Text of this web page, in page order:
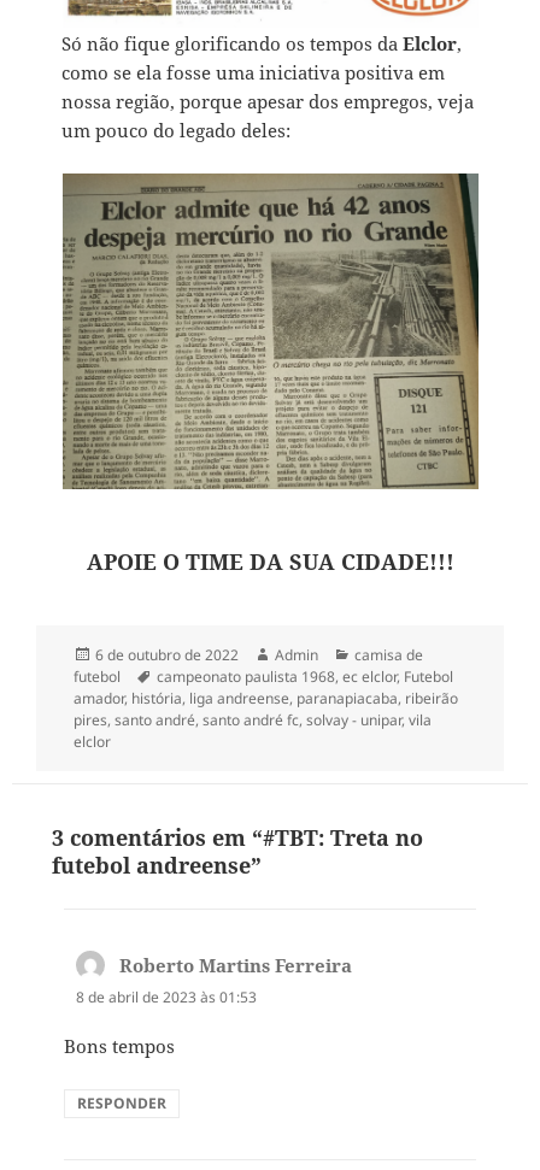
Só não fique glorificando os tempos daElclor,
como se ela fosse uma iniciativa positiva em
nossa região, porque apesar dos empregos, veja
um pouco do legado deles:
APOIE O TIME DA SUA CIDADE!!!
Publicado
em
6 de outubro de 2022 Autor
Admin Categorias
camisa de
futebol
Tags
campeonato paulista 1968,ec elclor, Futebol
amador, história, liga andreense, paranapiacaba, ribeirão
pires,santo andré,santo andré fc,solvay - unipar,vila
elclor
3 comentários em “#TBT: Treta no
futebol andreense”
Roberto Martins Ferreiradisse:
8 de abril de 2023 às 01:53
Bons tempos
RESPONDER